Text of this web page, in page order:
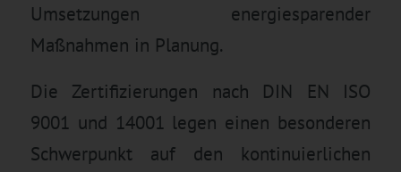
Umsetzungen energiesparender
Maßnahmen in Planung.
Die Zertifizierungen nach DIN EN ISO
9001 und 14001 legen einen besonderen
Schwerpunkt auf den kontinuierlichen